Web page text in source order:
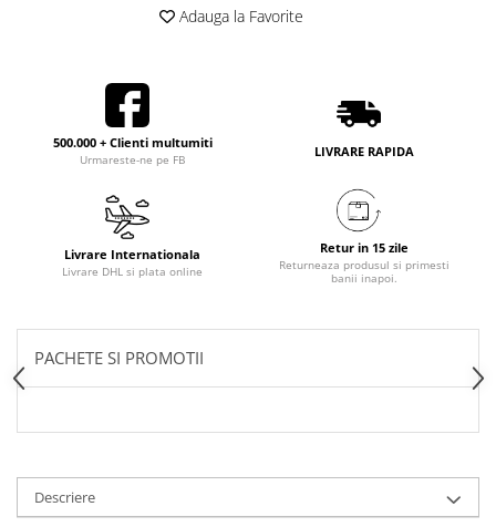
Adauga la Favorite
500.000 + Clienti multumiti
Urmareste-ne pe FB
LIVRARE RAPIDA
Livrare Internationala
Livrare DHL si plata online
Retur in 15 zile
Returneaza produsul si primesti
banii inapoi.
PACHETE SI PROMOTII
Descriere